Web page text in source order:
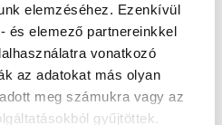
elemzéséhez. Ezenkívül
és elemező partnereinkkel
vonatkozó
az adatokat más olyan
meg számukra vagy az
gyűjtöttek.
kerület